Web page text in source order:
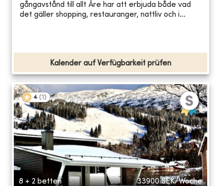
gångavstånd till allt Åre har att erbjuda både vad
det gäller shopping, restauranger, nattliv och i...
Kalender auf Verfügbarkeit prüfen
4 (1 )
8 + 2 betten 33900 SEK/Woche